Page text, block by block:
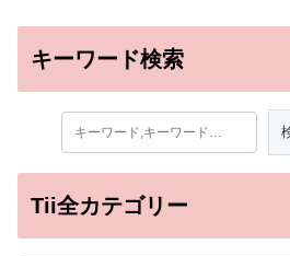
キーワード検索
Tii全カテゴリー